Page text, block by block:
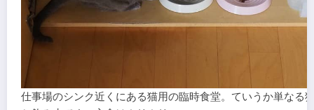
仕事場のシンク近くにある猫用の臨時食堂。ていうか単なる